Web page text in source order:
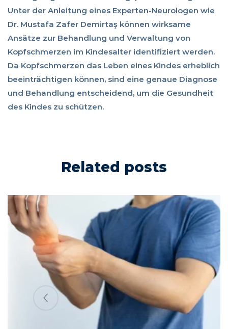
Unter der Anleitung eines Experten-Neurologen wie
Dr. Mustafa Zafer Demirtaş können wirksame
Ansätze zur Behandlung und Verwaltung von
Kopfschmerzen im Kindesalter identifiziert werden.
Da Kopfschmerzen das Leben eines Kindes erheblich
beeinträchtigen können, sind eine genaue Diagnose
und Behandlung entscheidend, um die Gesundheit
des Kindes zu schützen.
Related posts